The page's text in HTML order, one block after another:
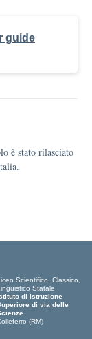
guide
è stato rilasciato
Scientifico, Classico,
Statale
di Istruzione
di via delle
(RM)